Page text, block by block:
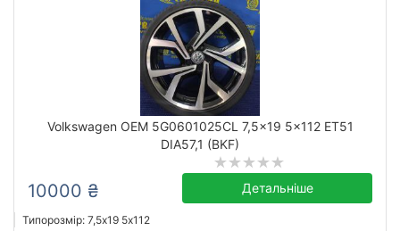
Volkswagen OEM 5G0601025CL 7,5x19 5x112 ET51
DIA57,1 (BKF)
10000 ₴ Детальніше
Типорозмір: 7,5x19 5х112